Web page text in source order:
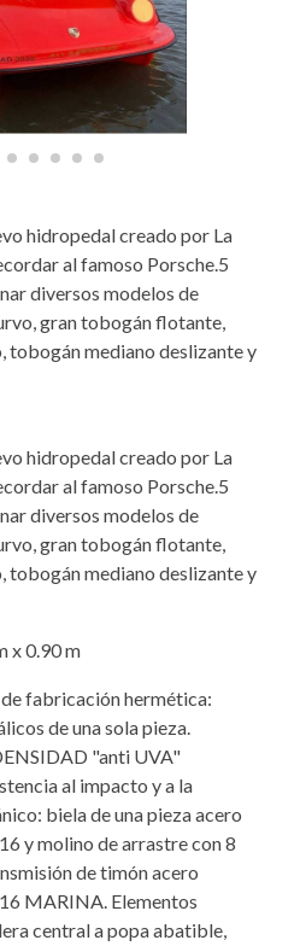
hidropedal creado por La
al famoso Porsche.5
diversos modelos de
gran tobogán flotante,
tobogán mediano deslizante y
hidropedal creado por La
al famoso Porsche.5
diversos modelos de
gran tobogán flotante,
tobogán mediano deslizante y
x 0.90 m
fabricación hermética:
de una sola pieza.
"anti UVA"
al impacto y a la
biela de una pieza acero
y molino de arrastre con 8
de timón acero
MARINA. Elementos
central a popa abatible,